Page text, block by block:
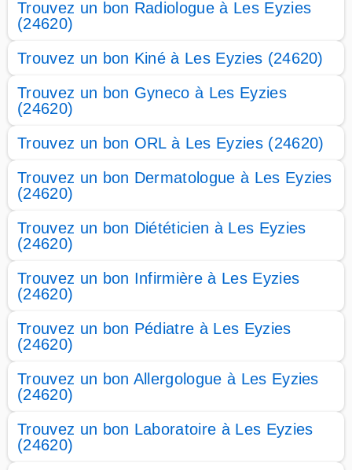
Trouvez un bon Radiologue à Les Eyzies
(24620)
Trouvez un bon Kiné à Les Eyzies (24620)
Trouvez un bon Gyneco à Les Eyzies
(24620)
Trouvez un bon ORL à Les Eyzies (24620)
Trouvez un bon Dermatologue à Les Eyzies
(24620)
Trouvez un bon Diététicien à Les Eyzies
(24620)
Trouvez un bon Infirmière à Les Eyzies
(24620)
Trouvez un bon Pédiatre à Les Eyzies
(24620)
Trouvez un bon Allergologue à Les Eyzies
(24620)
Trouvez un bon Laboratoire à Les Eyzies
(24620)